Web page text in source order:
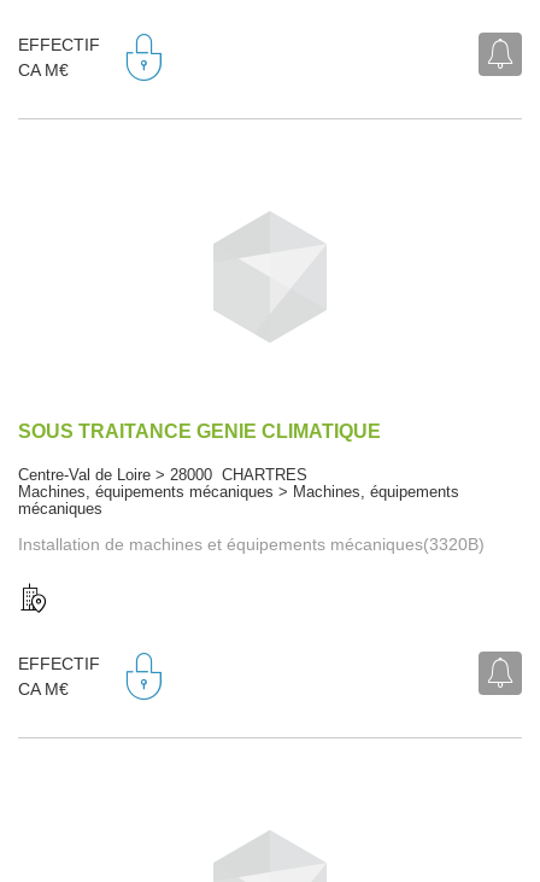
EFFECTIF
CA M€
SOUS TRAITANCE GENIE CLIMATIQUE
Centre-Val de Loire > 28000 CHARTRES
Machines, équipements mécaniques > Machines, équipements
mécaniques
Installation de machines et équipements mécaniques(3320B)
EFFECTIF
CA M€